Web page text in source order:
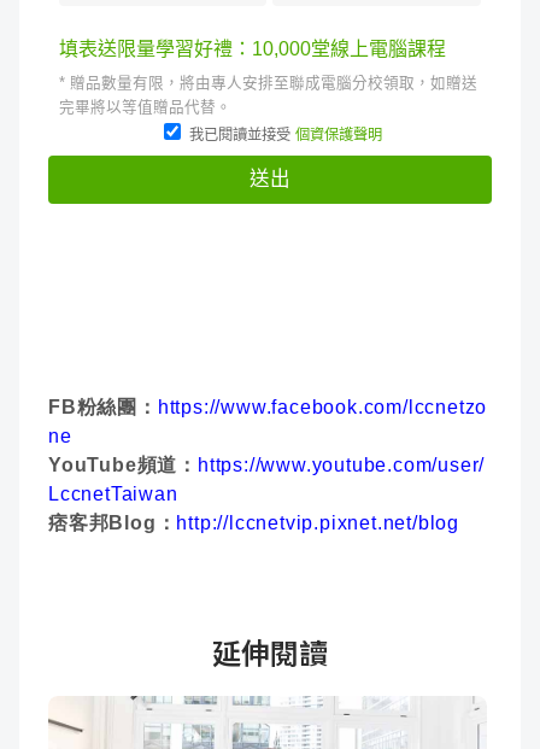
FB粉絲團： https://www.facebook.com/lccnetzo
ne
YouTube頻道： https://www.youtube.com/user/
LccnetTaiwan
痞客邦Blog： http://lccnetvip.pixnet.net/blog
延伸閱讀